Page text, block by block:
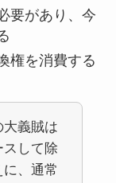
要があり、今
権を消費する
大義賊は
して除
、通常